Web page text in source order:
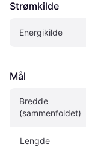
Strømkilde
Energikilde
Mål
Bredde
(sammenfoldet)
Lengde